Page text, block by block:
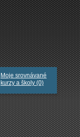
Moje srovnávané
kurzy a školy (0)